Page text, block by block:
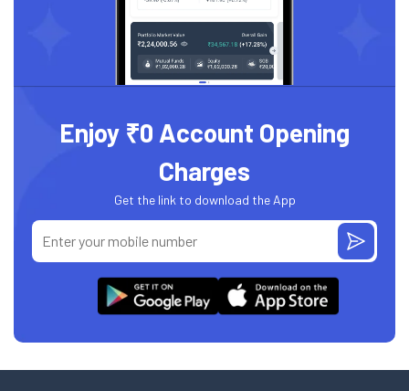
Enjoy ₹0 Account Opening
Charges
Get the link to download the App